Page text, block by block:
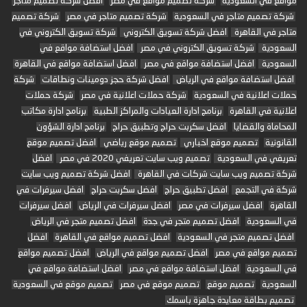
شركة تصميم متاجر في السعودية
شركة تصميم متاجر في مصر
شركة تصميم
متاجر في القاهرة
افضل شركة تسويق الكتروني
شركة تسويق الكتروني في
السعودية
شركة تسويق الكتروني في مصر
افضل استضافة مواقع في
السعودية
افضل استضافة مواقع في مصر
افضل استضافة مواقع في القاهرة
افضل استضافة مواقع في الرياض
افضل شركة حجز دومينات ونطاقات
شركة
حملات اعلانية في السعودية
شركة حملات اعلانية في مصر
شركة حملات
اعلانية في القاهرة
برنامج ادارة العيادات والمراكز الطبية
برنامج ادارة مكاتب
المحاماة والقضايا
افضل سكربت حراج وتطبيق حراج
برنامج ادارة الشؤون
القانونية
تصميم موقع اخباري تصميم موقع رياضي
افضل تصميم موقع
تعريفي في السعودية
تصميم ويب سايت تعريفي 2020 في مصر
افضل
شركة تصميم ويب سايت شركات في القاهرة
افضل شركة تصميم ويب سايت
شركة في التجمع
افضل تطبيق حراج افضل سكربت حراج
افضل سيرفرات في
القاهرة
افضل سيرفرات في مصر افضل سيرفرات في الرياض
افضل سيرفرات
في السعودية
افضل تصميم متجر في جدة
افضل تصميم متجر في الرياض
افضل تصميم متجر في السعودية
افضل تصميم مواقع في القاهرة
افضل
تصميم مواقع في مصر
افضل تصميم مواقع في الرياض
افضل تصميم مواقع
في السعودية
افضل استضافة مواقع في مصر
افضل استضافة مواقع في
السعودية
تصميم موقع تصميم موقع في مصر
تصميم موقع في السعودية
تصميم بطاقة معايدة جاهزة باسمك